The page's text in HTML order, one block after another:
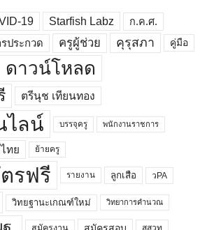
19 Starfish Labz ก.ค.ศ.
รประกวด ครูผู้ช่วย คุรุสภา คู่มือ
ดาวน์โหลด
ตรีนุช เทียนทอง
ไลน์ บรรจุครู พนักงานราชการ
ทย ย้ายครู
รฟรี รายงาน ลูกเสือ วPA
วิทยฐานะเกณฑ์ใหม่ วิทยาการคำนวณ
สมัครงาน สมัครสอบ สสวท